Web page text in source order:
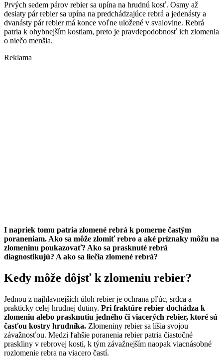
Prvých sedem párov rebier sa upína na hrudnú kosť. Osmy až
desiaty pár rebier sa upína na predchádzajúce rebrá a jedenásty a
dvanásty pár rebier má konce voľne uložené v svalovine. Rebrá
patria k ohybnejším kostiam, preto je pravdepodobnosť ich zlomenia
o niečo menšia.
Reklama
I napriek tomu patria zlomené rebrá k pomerne častým
poraneniam. Ako sa môže zlomiť rebro a aké príznaky môžu na
zlomeninu poukazovať? Ako sa prasknuté rebrá
diagnostikujú? A ako sa liečia zlomené rebrá?
Kedy môže dôjsť k zlomeniu rebier?
Jednou z najhlavnejších úloh rebier je ochrana pľúc, srdca a
prakticky celej hrudnej dutiny. Pri fraktúre rebier dochádza k
zlomeniu alebo prasknutiu jedného či viacerých rebier, ktoré sú
časťou kostry hrudníka. Zlomeniny rebier sa líšia svojou
závažnosťou. Medzi ľahšie poranenia rebier patria čiastočné
praskliny v rebrovej kosti, k tým závažnejším naopak viacnásobné
rozlomenie rebra na viacero častí.